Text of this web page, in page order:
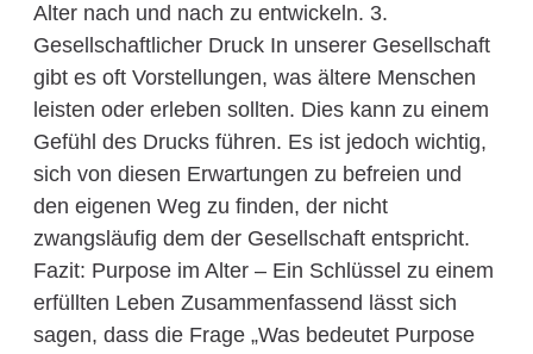
Alter nach und nach zu entwickeln. 3.
Gesellschaftlicher Druck In unserer Gesellschaft
gibt es oft Vorstellungen, was ältere Menschen
leisten oder erleben sollten. Dies kann zu einem
Gefühl des Drucks führen. Es ist jedoch wichtig,
sich von diesen Erwartungen zu befreien und
den eigenen Weg zu finden, der nicht
zwangsläufig dem der Gesellschaft entspricht.
Fazit: Purpose im Alter – Ein Schlüssel zu einem
erfüllten Leben Zusammenfassend lässt sich
sagen, dass die Frage „Was bedeutet Purpose